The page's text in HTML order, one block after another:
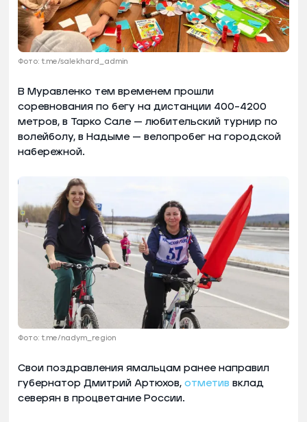
Фото: t.me/salekhard_admin
В Муравленко тем временем прошли
соревнования по бегу на дистанции 400–4200
метров, в Тарко Сале — любительский турнир по
волейболу, в Надыме — велопробег на городской
набережной.
Фото: t.me/nadym_region
Свои поздравления ямальцам ранее направил
губернатор Дмитрий Артюхов, отметив вклад
северян в процветание России.